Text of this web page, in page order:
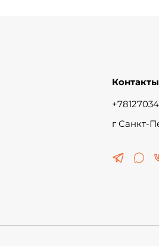
Контакты
г Санкт-